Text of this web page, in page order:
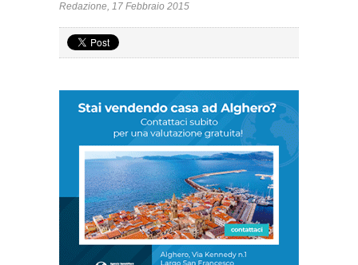
Redazione, 17 Febbraio 2015